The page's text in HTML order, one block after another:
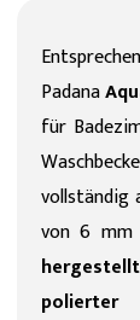
Padana
für
vollständig
von 6 mm